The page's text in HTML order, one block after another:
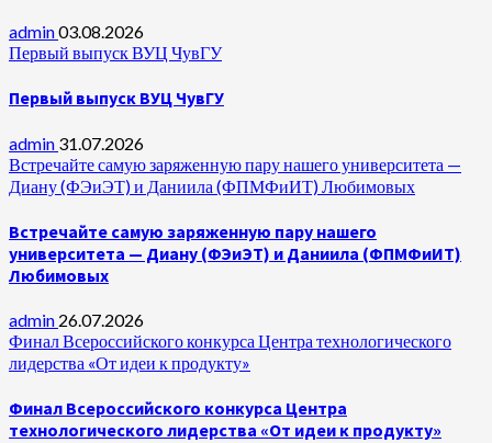
admin03.08.2026
Первый выпуск ВУЦ ЧувГУ
Первый выпуск ВУЦ ЧувГУ
admin 31.07.2026
Встречайте самую заряженную пару нашего университета —
Диану (ФЭиЭТ) и Даниила (ФПМФиИТ) Любимовых
Встречайте самую заряженную пару нашего
университета — Диану (ФЭиЭТ) и Даниила (ФПМФиИТ)
Любимовых
admin 26.07.2026
Финал Всероссийского конкурса Центра технологического
лидерства «От идеи к продукту»
Финал Всероссийского конкурса Центра
технологического лидерства «От идеи к продукту»